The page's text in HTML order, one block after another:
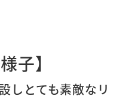
子】
しとても素敵なリ